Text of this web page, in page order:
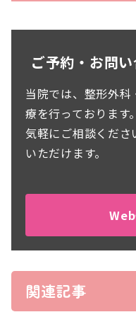
ご予約・お問
当院では、整形外
療を行っております
気軽にご相談くだ
いただけます。
関連記事